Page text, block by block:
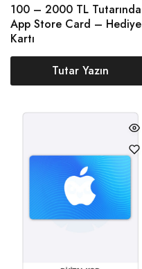
100 – 2000 TL Tutarında
App Store Card – Hediye
Kartı
Tutar Yazın